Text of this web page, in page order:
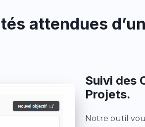
attendues d’un
Suivi des
Projets.
Notre outil